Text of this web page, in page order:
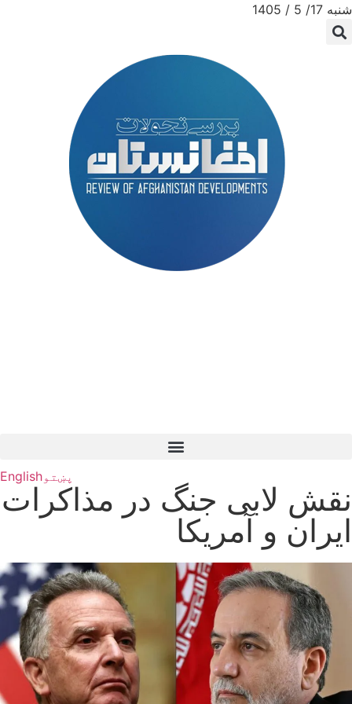
شنبه 17/ 5 / 1405
پښتوEnglish
نقش لابی جنگ در مذاکرات
ایران و آمریکا